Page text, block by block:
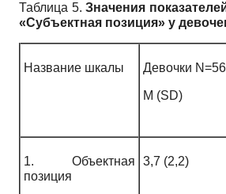
Таблица 5.Значения
«Субъектная позиция» у
Название шкалы Девочки N=56
M (SD)
1. Объектная
позиция
3,7 (2,2)